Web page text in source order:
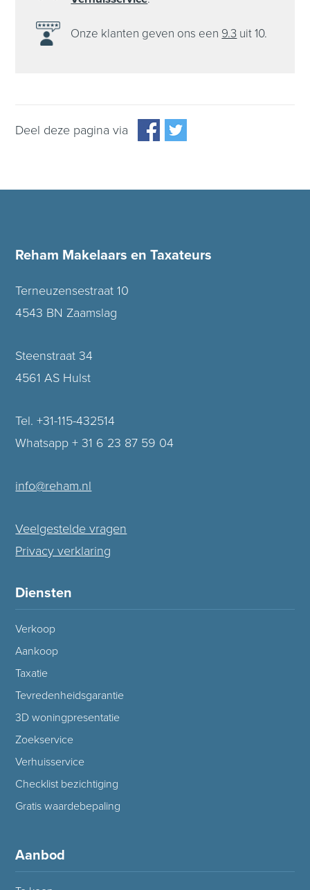
Onze klanten geven ons een 9.3 uit 10.
Deel deze pagina via
Reham Makelaars en Taxateurs
Terneuzensestraat 10
4543 BN Zaamslag
Steenstraat 34
4561 AS Hulst
Tel. +31-115-432514
Whatsapp + 31 6 23 87 59 04
info@reham.nl
Veelgestelde vragen
Privacy verklaring
Diensten
Verkoop
Aankoop
Taxatie
Tevredenheidsgarantie
3D woningpresentatie
Zoekservice
Verhuisservice
Checklist bezichtiging
Gratis waardebepaling
Aanbod